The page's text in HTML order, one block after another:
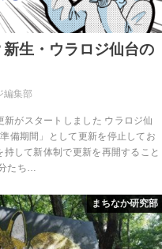
生・ウラロジ仙台の
編集部
がスタートしました ウラロジ仙
備期間」として更新を停止してお
して新体制で更新を再開すること
たち…
まちなか研究部